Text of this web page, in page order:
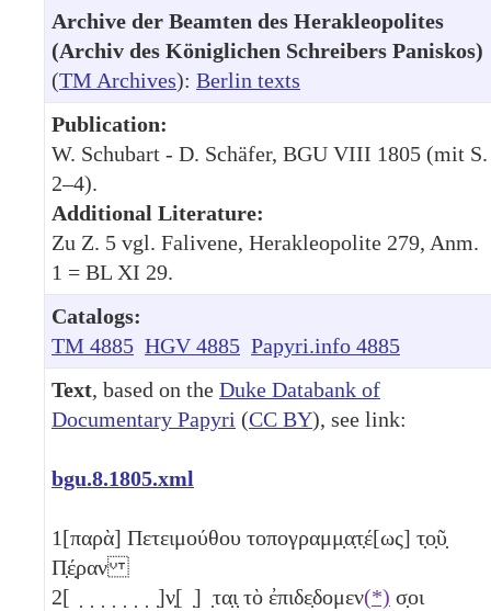
Archive der Beamten des Herakleopolites
(Archiv des Königlichen Schreibers Paniskos)
(TM Archives): Berlin texts
Publication:
W. Schubart - D. Schäfer, BGU VIII 1805 (mit S.
2–4).
Additional Literature:
Zu Z. 5 vgl. Falivene, Herakleopolite 279, Anm.
1 = BL XI 29.
Catalogs:
TM 4885 HGV 4885 Papyri.info 4885
Text, based on the Duke Databank of
Documentary Papyri (CC BY), see link:
bgu.8.1805.xml
1[παρὰ] Πετειμούθου τοπογραμμ̣α̣τ̣έ[ως] τ̣ο̣ῦ̣
Π̣έ̣ραν
2[ ̣ ̣ ̣ ̣ ̣ ̣ ̣ ̣]ν̣[ ̣] ̣τα̣ι̣ τὸ ἐπιδε̣δομεν(*) σ̣οι